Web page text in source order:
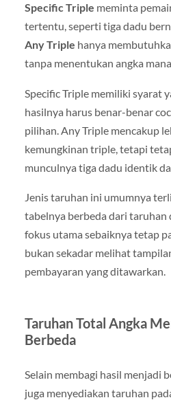
Specific Triple meminta
tertentu, seperti tiga dadu
Any Triple hanya
tanpa menentukan angka
Specific Triple memiliki syarat
hasilnya harus benar-benar
pilihan. Any Triple mencakup
kemungkinan triple, tetapi
munculnya tiga dadu identik
Jenis taruhan ini umumnya
tabelnya berbeda dari taruhan
fokus utama sebaiknya tetap
bukan sekadar melihat
pembayaran yang ditawarkan.
Taruhan Total Angka
Berbeda
Selain membagi hasil menjadi
juga menyediakan taruhan